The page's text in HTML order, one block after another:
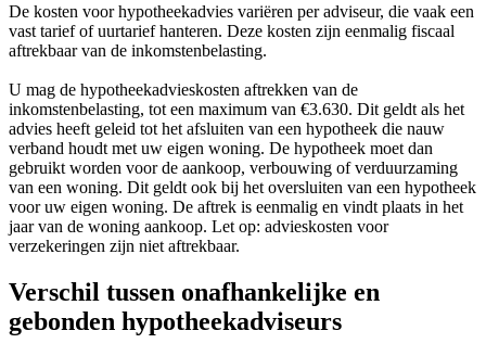
De kosten voor hypotheekadvies variëren per adviseur, die vaak een
vast tarief of uurtarief hanteren. Deze kosten zijn eenmalig fiscaal
aftrekbaar van de inkomstenbelasting.
U mag de hypotheekadvieskosten aftrekken van de
inkomstenbelasting, tot een maximum van €3.630. Dit geldt als het
advies heeft geleid tot het afsluiten van een hypotheek die nauw
verband houdt met uw eigen woning. De hypotheek moet dan
gebruikt worden voor de aankoop, verbouwing of verduurzaming
van een woning. Dit geldt ook bij het oversluiten van een hypotheek
voor uw eigen woning. De aftrek is eenmalig en vindt plaats in het
jaar van de woning aankoop. Let op: advieskosten voor
verzekeringen zijn niet aftrekbaar.
Verschil tussen onafhankelijke en
gebonden hypotheekadviseurs